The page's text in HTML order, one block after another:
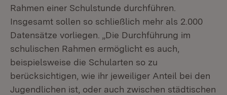
Rahmen einer Schulstunde durchführen.
Insgesamt sollen so schließlich mehr als 2.000
Datensätze vorliegen. „Die Durchführung im
schulischen Rahmen ermöglicht es auch,
beispielsweise die Schularten so zu
berücksichtigen, wie ihr jeweiliger Anteil bei den
Jugendlichen ist, oder auch zwischen städtischen